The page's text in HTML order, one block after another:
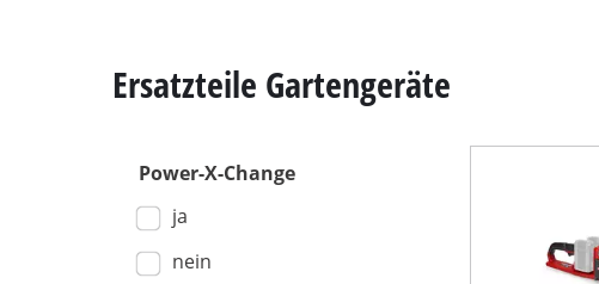
Ersatzteile Gartengeräte
Power-X-Change
ja
nein